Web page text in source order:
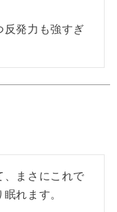
発力も強すぎ
まさにこれで
れます。